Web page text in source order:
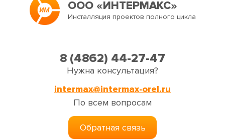
ООО «ИНТЕРМАКС»
Инсталляция проектов полного цикла
8 (4862) 44-27-47
Нужна консультация?
intermax@intermax-orel.ru
По всем вопросам
Обратная связь